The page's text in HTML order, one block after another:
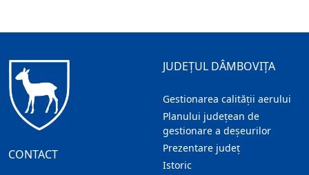
CONTACT
JUDEȚUL DÂMBOVIȚA
Gestionarea calității aerului
Planului județean de
gestionare a deșeurilor
Prezentare judeţ
Istoric